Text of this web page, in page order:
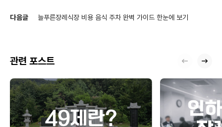
다음글 늘푸른장례식장 비용 음식 주차 완벽 가이드 한눈에 보기
관련 포스트